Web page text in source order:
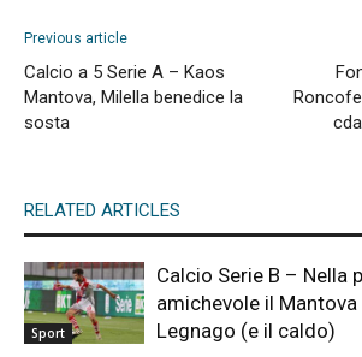
Previous article
Calcio a 5 Serie A – Kaos
Mantova, Milella benedice la
sosta
RELATED ARTICLES
Sport
Calcio Serie B – Nella
amichevole il
Legnago (e il caldo)